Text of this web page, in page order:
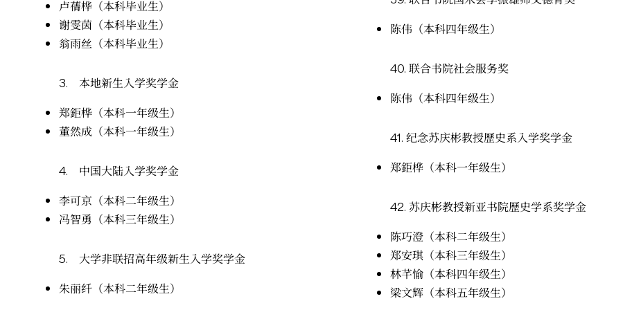
卢蒨桦（本科毕业生）
谢雯茵（本科毕业生）
翁雨丝（本科毕业生）
3.
本地新生入学奖学金
郑鉅桦（本科一年级生）
董然成（本科一年级生）
4.
中国大陆入学奖学金
李可京（本科二年级生）
冯智勇（本科三年级生）
5.
大学非联招高年级新生入学奖学金
朱丽纤（本科二年级生）
陈伟（本科四年级生）
40. 联合书院社会服务奖
陈伟（本科四年级生）
41. 纪念苏庆彬教授歷史系入学奖学金
郑鉅桦（本科一年级生）
42. 苏庆彬教授新亚书院歷史学系奖学金
陈巧澄（本科二年级生）
郑安琪（本科三年级生）
林芊愉（本科四年级生）
梁文辉（本科五年级生）